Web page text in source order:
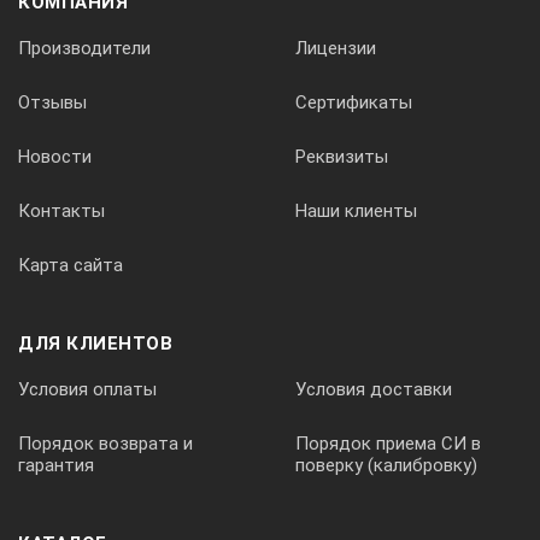
Производители Лицензии
Отзывы Сертификаты
Новости Реквизиты
Контакты Наши клиенты
Карта сайта
ДЛЯ КЛИЕНТОВ
Условия оплаты Условия доставки
Порядок возврата и
гарантия
Порядок приема СИ в
поверку (калибровку)